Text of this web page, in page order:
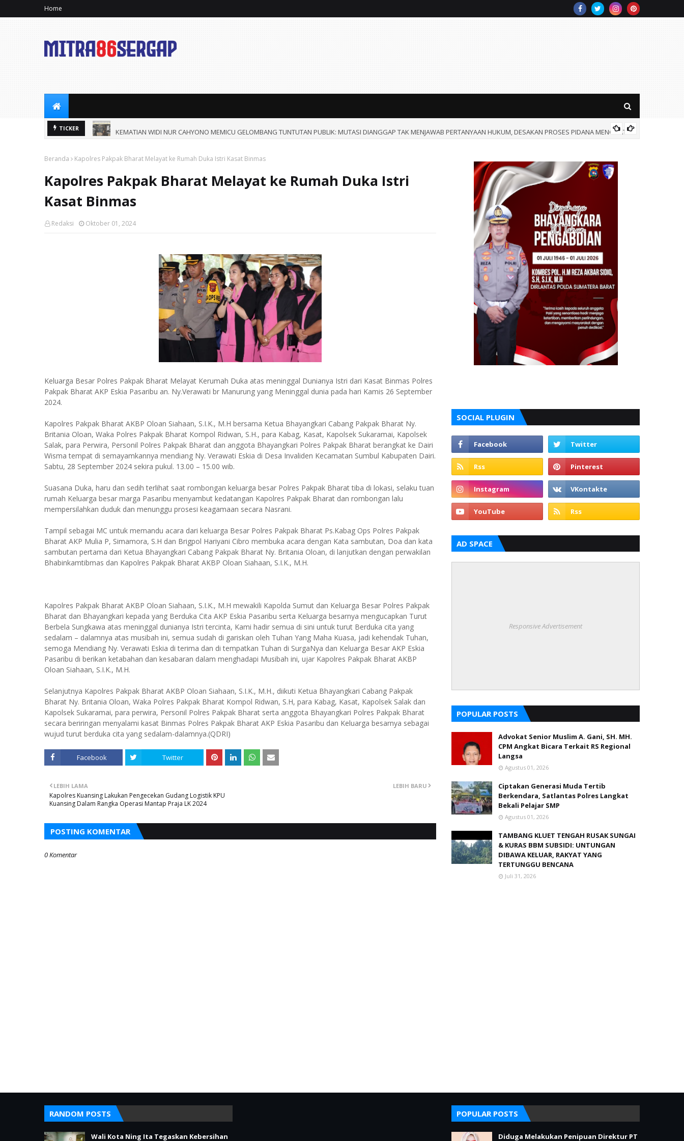
Home
TICKER KEMATIAN WIDI NUR CAHYONO MEMICU GELOMBANG TUNTUTAN PUBLIK: MUTASI DIANGGAP TAK MENJAWAB PERTANYAAN HUKUM, DESAKAN PROSES PIDANA MENGUAT.
Beranda Kapolres Pakpak Bharat Melayat ke Rumah Duka Istri Kasat Binmas
Kapolres Pakpak Bharat Melayat ke Rumah Duka Istri
Kasat Binmas
Redaksi Oktober 01, 2024
Keluarga Besar Polres Pakpak Bharat Melayat Kerumah Duka atas meninggal Dunianya Istri dari Kasat Binmas Polres
Pakpak Bharat AKP Eskia Pasaribu an. Ny.Verawati br Manurung yang Meninggal dunia pada hari Kamis 26 September
2024.
Kapolres Pakpak Bharat AKBP Oloan Siahaan, S.I.K., M.H bersama Ketua Bhayangkari Cabang Pakpak Bharat Ny.
Britania Oloan, Waka Polres Pakpak Bharat Kompol Ridwan, S.H., para Kabag, Kasat, Kapolsek Sukaramai, Kapolsek
Salak, para Perwira, Personil Polres Pakpak Bharat dan anggota Bhayangkari Polres Pakpak Bharat berangkat ke Dairi
Wisma tempat di semayamkannya mendiang Ny. Verawati Eskia di Desa Invaliden Kecamatan Sumbul Kabupaten Dairi.
Sabtu, 28 September 2024 sekira pukul. 13.00 – 15.00 wib.
Suasana Duka, haru dan sedih terlihat saat rombongan keluarga besar Polres Pakpak Bharat tiba di lokasi, selaku tuan
rumah Keluarga besar marga Pasaribu menyambut kedatangan Kapolres Pakpak Bharat dan rombongan lalu
mempersilahkan duduk dan menunggu prosesi keagamaan secara Nasrani.
Tampil sebagai MC untuk memandu acara dari keluarga Besar Polres Pakpak Bharat Ps.Kabag Ops Polres Pakpak
Bharat AKP Mulia P, Simamora, S.H dan Brigpol Hariyani Cibro membuka acara dengan Kata sambutan, Doa dan kata
sambutan pertama dari Ketua Bhayangkari Cabang Pakpak Bharat Ny. Britania Oloan, di lanjutkan dengan perwakilan
Bhabinkamtibmas dan Kapolres Pakpak Bharat AKBP Oloan Siahaan, S.I.K., M.H.
Kapolres Pakpak Bharat AKBP Oloan Siahaan, S.I.K., M.H mewakili Kapolda Sumut dan Keluarga Besar Polres Pakpak
Bharat dan Bhayangkari kepada yang Berduka Cita AKP Eskia Pasaribu serta Keluarga besarnya mengucapkan Turut
Berbela Sungkawa atas meninggal dunianya Istri tercinta, Kami hadir semua di sini untuk turut Berduka cita yang
sedalam – dalamnya atas musibah ini, semua sudah di gariskan oleh Tuhan Yang Maha Kuasa, jadi kehendak Tuhan,
semoga Mendiang Ny. Verawati Eskia di terima dan di tempatkan Tuhan di SurgaNya dan Keluarga Besar AKP Eskia
Pasaribu di berikan ketabahan dan kesabaran dalam menghadapi Musibah ini, ujar Kapolres Pakpak Bharat AKBP
Oloan Siahaan, S.I.K., M.H.
Selanjutnya Kapolres Pakpak Bharat AKBP Oloan Siahaan, S.I.K., M.H., diikuti Ketua Bhayangkari Cabang Pakpak
Bharat Ny. Britania Oloan, Waka Polres Pakpak Bharat Kompol Ridwan, S.H, para Kabag, Kasat, Kapolsek Salak dan
Kapolsek Sukaramai, para perwira, Personil Polres Pakpak Bharat serta anggota Bhayangkari Polres Pakpak Bharat
secara beriringan menyalami kasat Binmas Polres Pakpak Bharat AKP Eskia Pasaribu dan Keluarga besarnya sebagai
wujud turut berduka cita yang sedalam-dalamnya.(QDRI)
Facebook Twitter
LEBIH BARU
LEBIH LAMA
Kapolres Kuansing Lakukan Pengecekan Gudang Logistik KPU
Kuansing Dalam Rangka Operasi Mantap Praja LK 2024
POSTING KOMENTAR
0 Komentar
SOCIAL PLUGIN
AD SPACE
Responsive Advertisement
POPULAR POSTS
Advokat Senior Muslim A. Gani, SH. MH.
CPM Angkat Bicara Terkait RS Regional
Langsa
Agustus 01, 2026
Ciptakan Generasi Muda Tertib
Berkendara, Satlantas Polres Langkat
Bekali Pelajar SMP
Agustus 01, 2026
TAMBANG KLUET TENGAH RUSAK SUNGAI
& KURAS BBM SUBSIDI: UNTUNGAN
DIBAWA KELUAR, RAKYAT YANG
TERTUNGGU BENCANA
Juli 31, 2026
RANDOM POSTS
Wali Kota Ning Ita Tegaskan Kebersihan
POPULAR POSTS
Diduga Melakukan Penipuan Direktur PT